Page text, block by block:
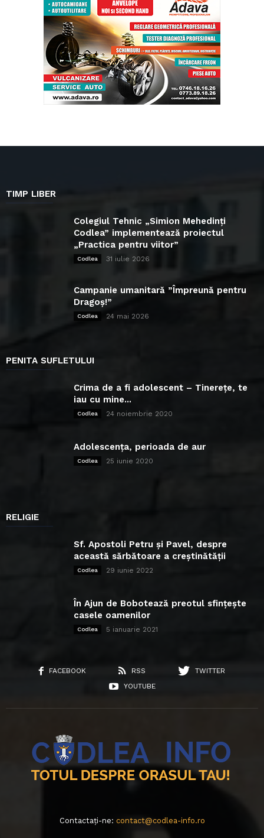
TIMP LIBER
Colegiul Tehnic „Simion Mehedinți
Codlea” implementează proiectul
„Practica pentru viitor”
Codlea 31 iulie 2026
Campanie umanitară ”Împreună pentru
Dragoș!”
Codlea 24 mai 2026
PENITA SUFLETULUI
Crima de a fi adolescent – Tinerețe, te
iau cu mine...
Codlea 24 noiembrie 2020
Adolescența, perioada de aur
Codlea 25 iunie 2020
RELIGIE
Sf. Apostoli Petru și Pavel, despre
această sărbătoare a creștinătății
Codlea 29 iunie 2022
În Ajun de Bobotează preotul sfințește
casele oamenilor
Codlea 5 ianuarie 2021
FACEBOOK RSS
TWITTER
YOUTUBE
Contactați-ne: contact@codlea-info.ro